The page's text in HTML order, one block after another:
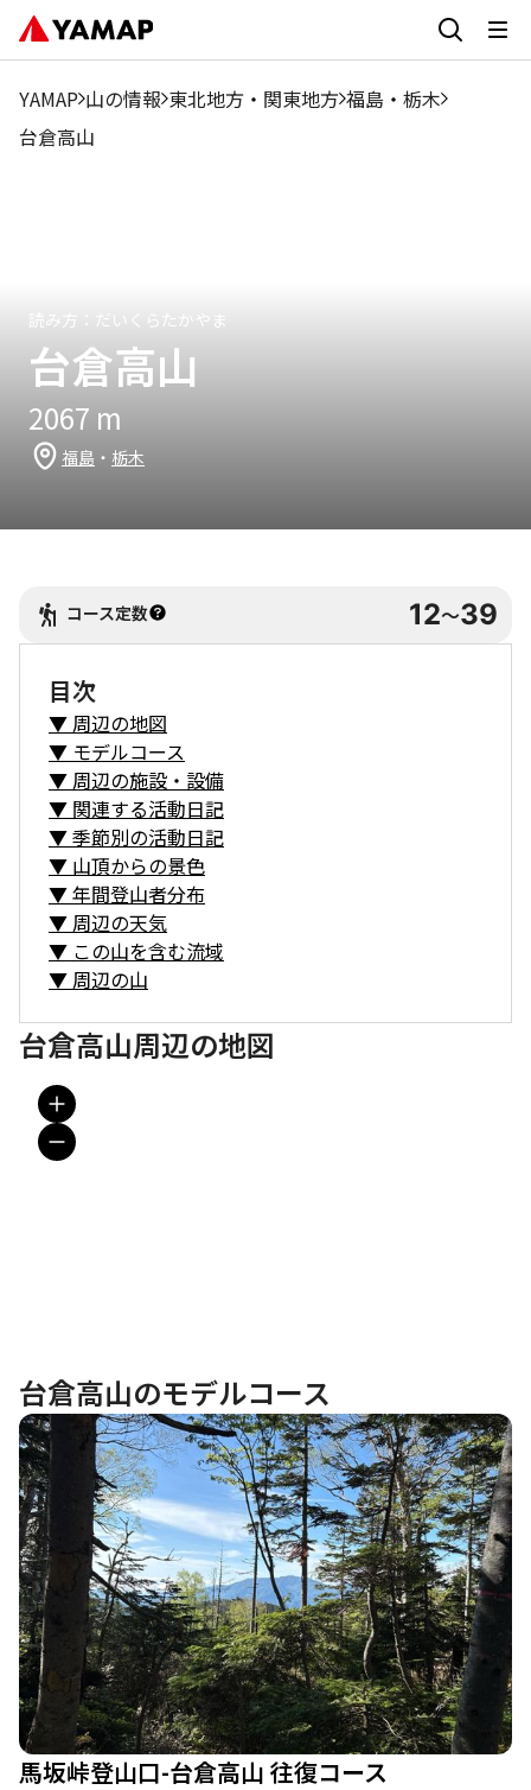
YAMAP 山の情報 東北地方 ・ 関東地方 福島 ・ 栃木
台倉高山
読み方： だいくらたかやま
台倉高山
2067 m
福島 ・ 栃木
コース定数 12〜39
目次
▼ 周辺の地図
▼ モデルコース
▼ 周辺の施設・設備
▼ 関連する活動日記
▼季節別の活動日記
▼ 山頂からの景色
▼年間登山者分布
▼ 周辺の天気
▼ この山を含む流域
▼ 周辺の山
台倉高山周辺の地図
台倉高山のモデルコース
馬坂峠登山口-台倉高山 往復コース
1
2
3
4
5 6月 7月 8月 9月 10月 11月 12
0%0%0%0%0%53%23.94% 7.7%6.84%6.84%1.71%